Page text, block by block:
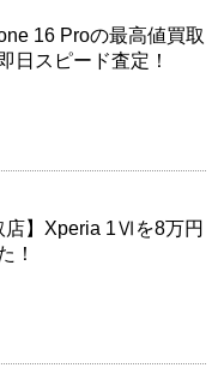
16 Proの最高値買取
日スピード査定！
店】Xperia 1Ⅵを8万円
！